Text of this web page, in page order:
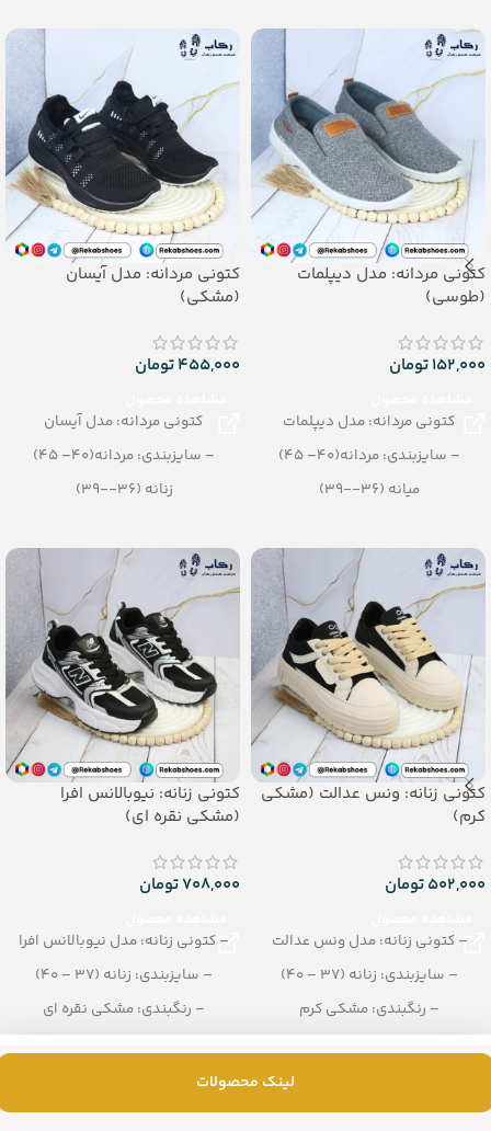
کتونی مردانه: مدل دیپلمات
(طوسی)
152,000تومان
کتونی مردانه: مدل دیپلمات
– سایزبندی: مردانه(40– 45)
میانه (36--39)
– تعداد در کارتن: 12 جفت
_جنس: پی یو تزریقی
کتونی مردانه: مدل آیسان
(مشکی)
455,000تومان
کتونی مردانه: مدل آیسان
– سایزبندی: مردانه(40– 45)
زنانه (36--39)
– رنگبندی: مشکی
– تعداد در کارتن: 12 جفت
_جنس: پی یو زیره تزریقی
کتونی زنانه: ونس عدالت (مشکی
کرم)
502,000تومان
– کتونی زنانه: مدل ونس عدالت
– سایزبندی: زنانه (37 – 40)
– رنگبندی: مشکی کرم
کتونی زنانه: نیوبالانس افرا
(مشکی نقره ای)
708,000تومان
– کتونی زنانه: مدل نیوبالانس افرا
– سایزبندی: زنانه (37 – 40)
– رنگبندی: مشکی نقره ای
لینک محصولات